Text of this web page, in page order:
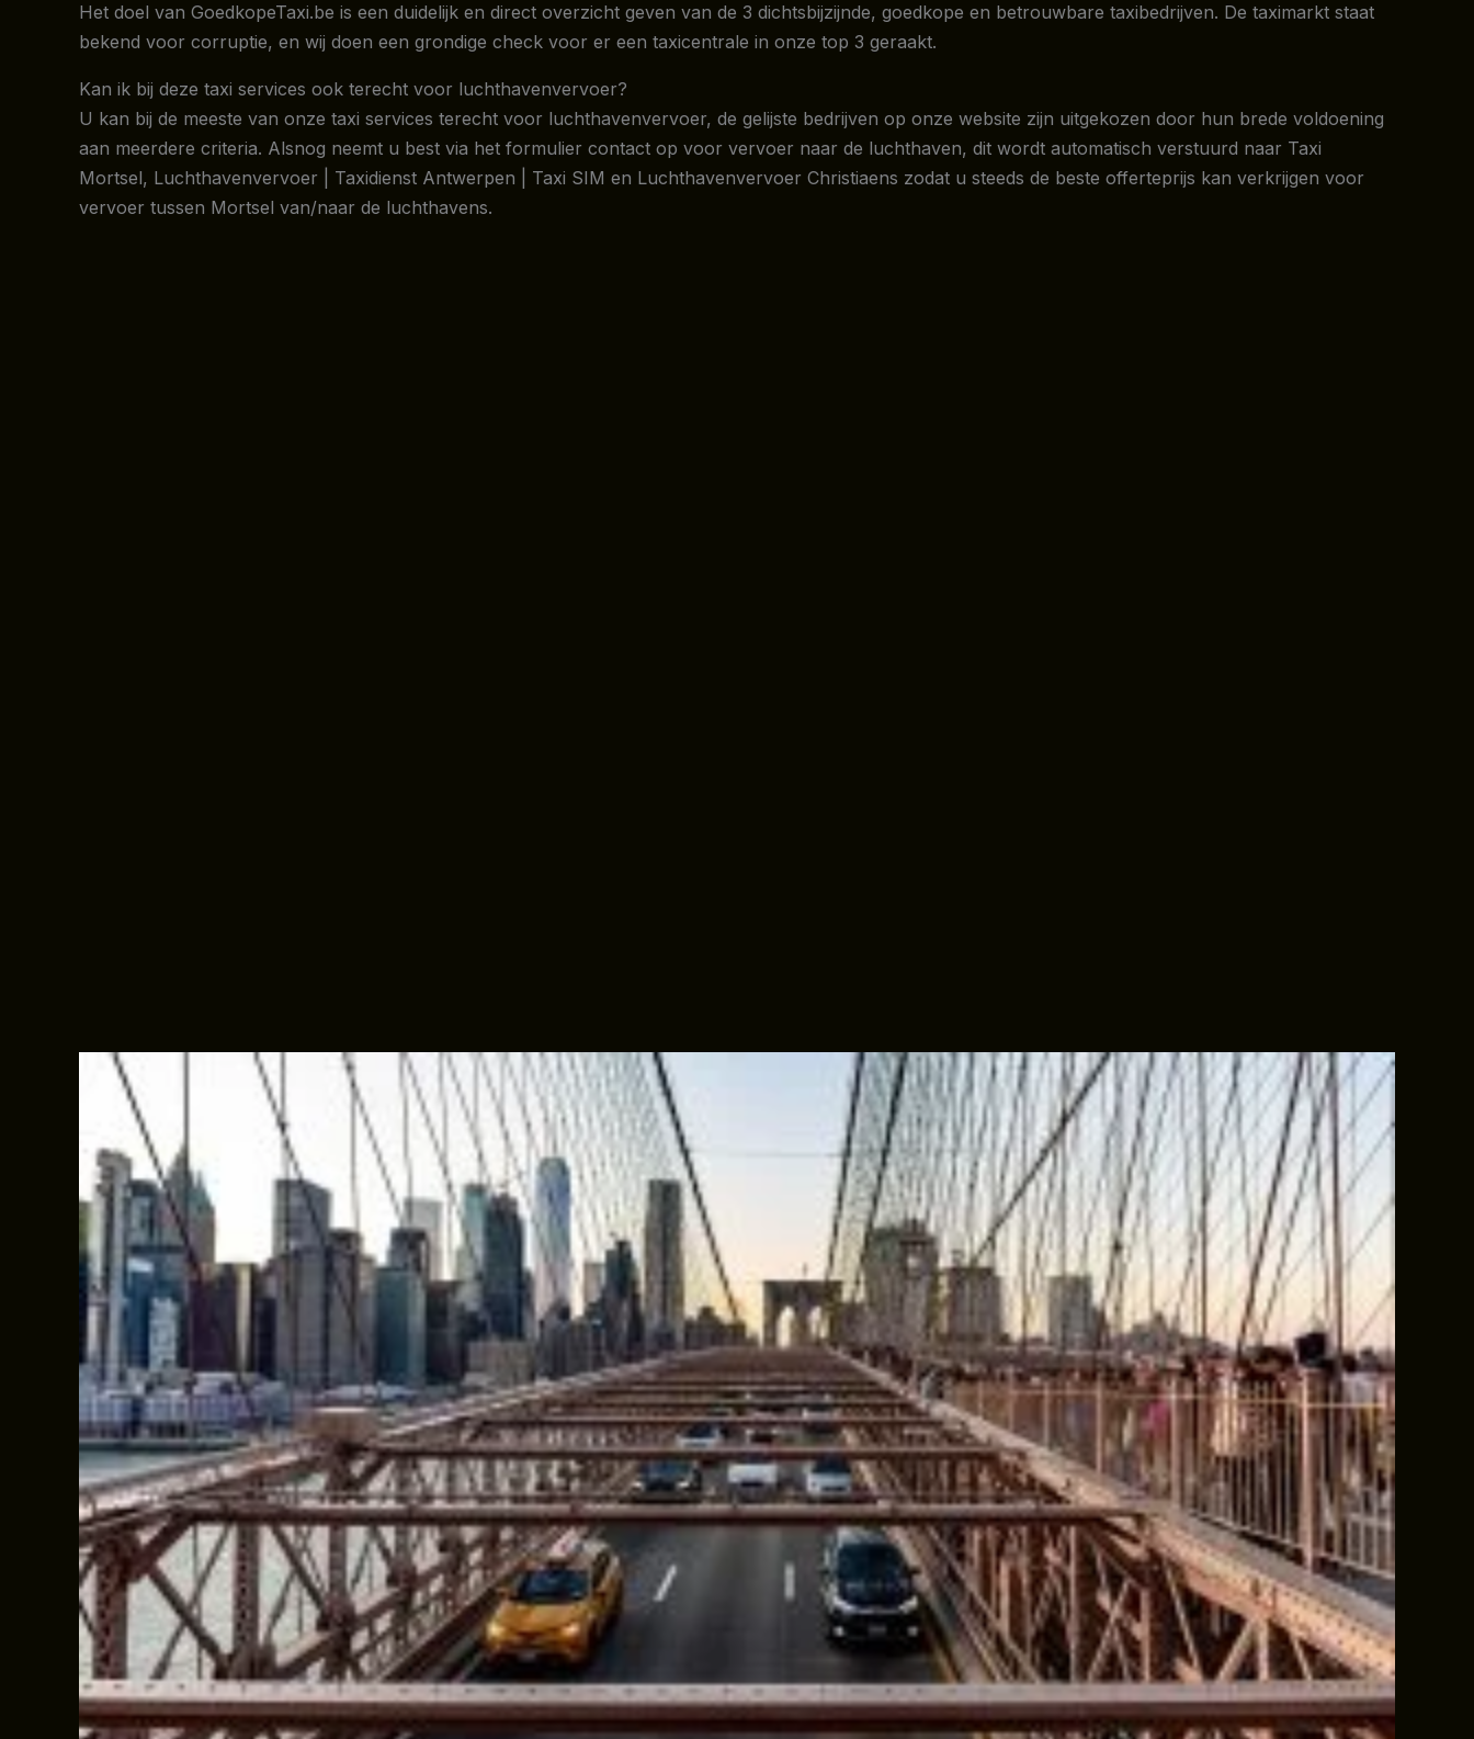
Het doel van GoedkopeTaxi.be is een duidelijk en direct overzicht geven van de 3 dichtsbijzijnde, goedkope en betrouwbare taxibedrijven. De taximarkt staat
bekend voor corruptie, en wij doen een grondige check voor er een taxicentrale in onze top 3 geraakt.
Kan ik bij deze taxi services ook terecht voor luchthavenvervoer?
U kan bij de meeste van onze taxi services terecht voor luchthavenvervoer, de gelijste bedrijven op onze website zijn uitgekozen door hun brede voldoening
aan meerdere criteria. Alsnog neemt u best via het formulier contact op voor vervoer naar de luchthaven, dit wordt automatisch verstuurd naar Taxi
Mortsel, Luchthavenvervoer | Taxidienst Antwerpen | Taxi SIM en Luchthavenvervoer Christiaens zodat u steeds de beste offerteprijs kan verkrijgen voor
vervoer tussen Mortsel van/naar de luchthavens.